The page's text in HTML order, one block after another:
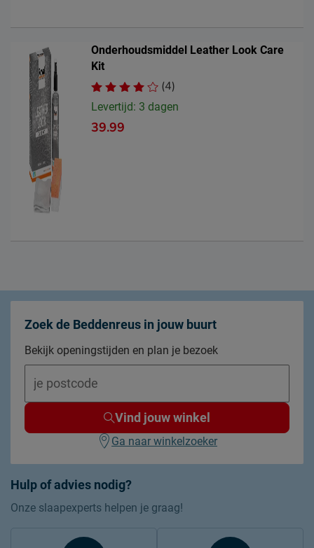
Onderhoudsmiddel Leather Look Care
Kit
(4)
Levertijd: 3 dagen
39.99
Hulp of advies nodig?
Onze slaapexperts helpen je graag!
Zoek de Beddenreus in jouw buurt
Bekijk openingstijden en plan je bezoek
Vind jouw winkel
Ga naar winkelzoeker